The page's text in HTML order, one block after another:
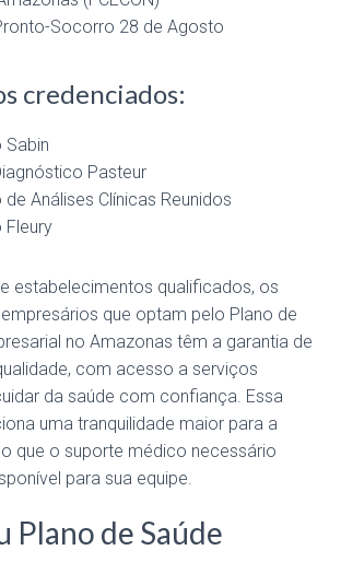
Socorro 28 de Agosto
credenciados:
Sabin
Pasteur
Análises Clínicas Reunidos
Fleury
estabelecimentos qualificados, os
que optam pelo Plano de
no Amazonas têm a garantia de
com acesso a serviços
da saúde com confiança. Essa
uma tranquilidade maior para a
que o suporte médico necessário
para sua equipe.
Plano de Saúde